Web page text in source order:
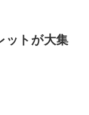
ットが大集